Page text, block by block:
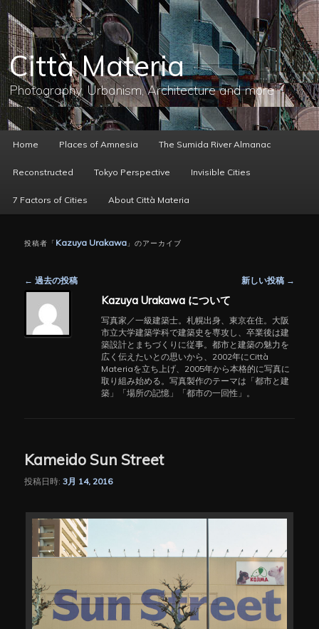
メ
イ
ン
コ
ン
テ
ン
へ
移
動
サ
ブ
コ
ン
テ
ン
ツ
移
動
Città Materia
Photography, Urbanism, Architecture and more
ー
Home Places of Amnesia The Sumida River Almanac
Reconstructed Tokyo Perspective Invisible Cities
7 Factors of Cities About Città Materia
投稿者「 Kazuya Urakawa 」のアーカイブ
稿
ゲ
← 過去の投稿 新しい投稿 →
Kazuya Urakawa について
写真家／一級建築士。札幌出身、東京在住。大阪
市立大学建築学科で建築史を専攻し、卒業後は建
築設計とまちづくりに従事。都市と建築の魅力を
広く伝えたいとの思いから、2002年にCittà
Materiaを立ち上げ、2005年から本格的に写真に
取り組み始める。写真製作のテーマは「都市と建
築」「場所の記憶」「都市の一回性」。
Kameido Sun Street
投稿日時:3月 14, 2016